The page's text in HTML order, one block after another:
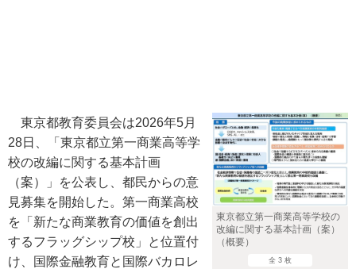
東京都立第一商業高等学校の
改編に関する基本計画（案）
（概要）
全 3 枚
東京都教育委員会は2026年5月
28日、「東京都立第一商業高等学
校の改編に関する基本計画
（案）」を公表し、都民からの意
見募集を開始した。第一商業高校
を「新たな商業教育の価値を創出
するフラッグシップ校」と位置付
け、国際金融教育と国際バカロレ